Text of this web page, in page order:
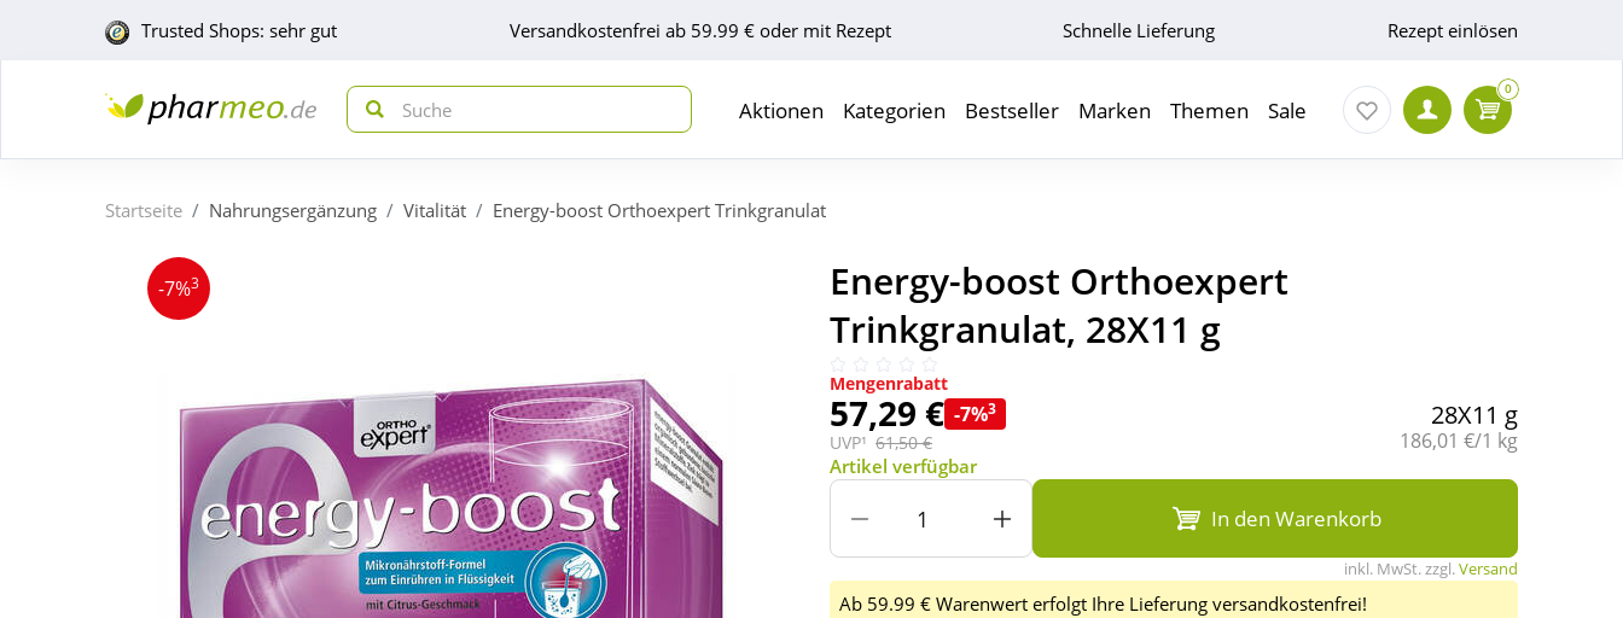
Trusted Shops: sehr gut Versandkostenfrei ab 59.99 € oder mit Rezept Schnelle Lieferung Rezept einlösen
Aktionen Kategorien Bestseller Marken Themen Sale
0
Startseite Nahrungsergänzung Vitalität Energy-boost Orthoexpert Trinkgranulat
-7%3
Energy-boost Orthoexpert
Trinkgranulat, 28X11 g
Mengenrabatt
57,29 € -7%3
UVP¹ 61,50 €
28X11 g
Grundpreis:
186,01 €/1 kg
Artikel verfügbar
In den Warenkorb
inkl. MwSt. zzgl.Versand
Ab 59.99 € Warenwert erfolgt Ihre Lieferung versandkostenfrei!